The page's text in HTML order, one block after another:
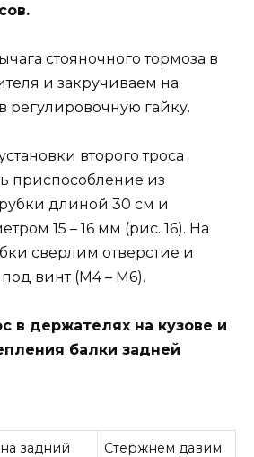
стояночного тормоза в
и закручиваем на
регулировочную гайку.
второго троса
приспособление из
длиной 30 см и
15 – 16 мм (рис. 16). На
сверлим отверстие и
винт (М4 – М6).
в держателях на кузове и
балки задней
задний
Стержнем давим